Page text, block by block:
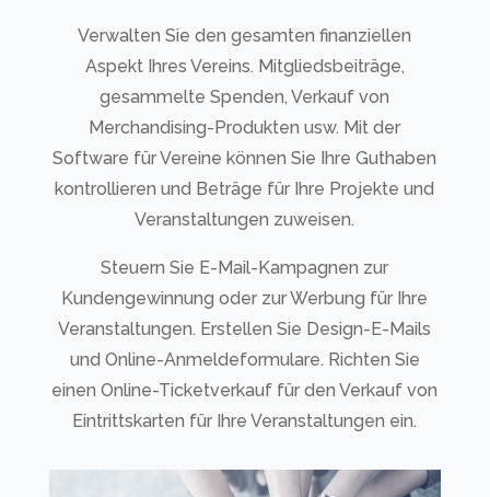
Verwalten Sie den gesamten finanziellen
Aspekt Ihres Vereins. Mitgliedsbeiträge,
gesammelte Spenden, Verkauf von
Merchandising-Produkten usw. Mit der
Software für Vereine können Sie Ihre Guthaben
kontrollieren und Beträge für Ihre Projekte und
Veranstaltungen zuweisen.
Steuern Sie E-Mail-Kampagnen zur
Kundengewinnung oder zur Werbung für Ihre
Veranstaltungen. Erstellen Sie Design-E-Mails
und Online-Anmeldeformulare. Richten Sie
einen Online-Ticketverkauf für den Verkauf von
Eintrittskarten für Ihre Veranstaltungen ein.